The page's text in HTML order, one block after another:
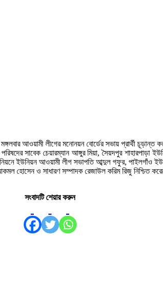
আওয়ামী লীগের মনোনয়ন বোর্ডের সভায় প্রার্থী চূড়ান্ত
সাবেক চেয়ারম্যান আঙ্গুর মিয়া, সৈয়দপুর শাহারপাড়া
ইউনিয়ন আওয়ামী লীগ সভাপতি আব্দুল গফুর, পাইলগাঁও
হোসেন ও সাধারণ সম্পাদক রেজাউল করিম রিজু নিশ্চিত
সংবাদটি শেয়ার করুন